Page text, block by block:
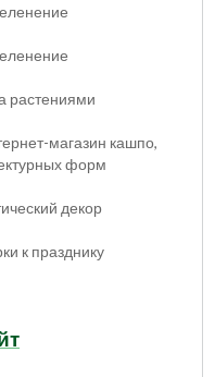
растениями
магазин кашпо,
форм
декор
к празднику